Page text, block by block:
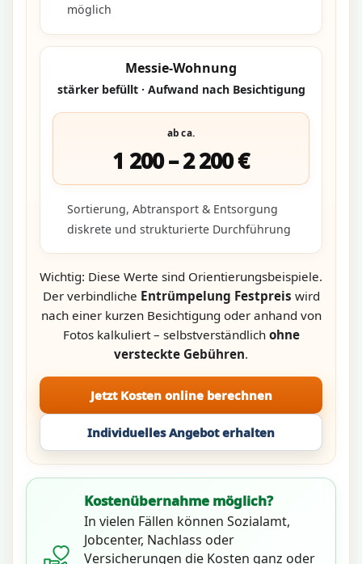
möglich
Messie-Wohnung
stärker befüllt · Aufwand nach Besichtigung
ab ca.
1 200 – 2 200 €
Sortierung, Abtransport & Entsorgung
diskrete und strukturierte Durchführung
Wichtig: Diese Werte sind Orientierungsbeispiele.
Der verbindliche Entrümpelung Festpreis wird
nach einer kurzen Besichtigung oder anhand von
Fotos kalkuliert – selbstverständlich ohne
versteckte Gebühren.
Jetzt Kosten online berechnen
Individuelles Angebot erhalten
Kostenübernahme möglich?
In vielen Fällen können Sozialamt,
Jobcenter, Nachlass oder
Versicherungen die Kosten ganz oder